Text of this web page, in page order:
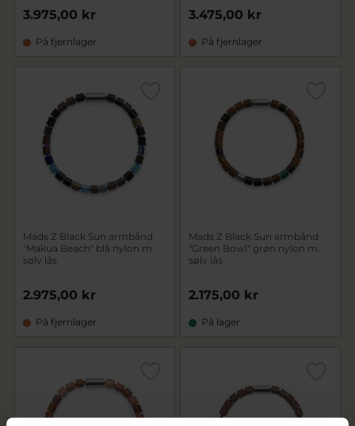
3.975,00 kr
På fjernlager
3.475,00 kr
På fjernlager
Mads Z Black Sun armbånd
"Makua Beach" blå nylon m.
sølv lås
2.975,00 kr
På fjernlager
Mads Z Black Sun armbånd
"Green Bowl" grøn nylon m.
sølv lås
2.175,00 kr
På lager